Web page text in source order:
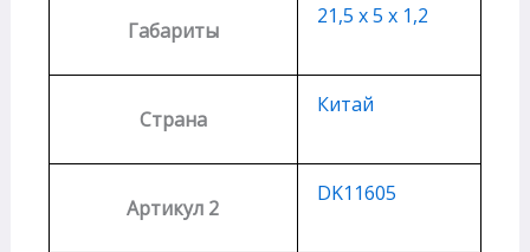
Габариты
21,5 х 5 х 1,2
Страна
Китай
Артикул 2
DK11605